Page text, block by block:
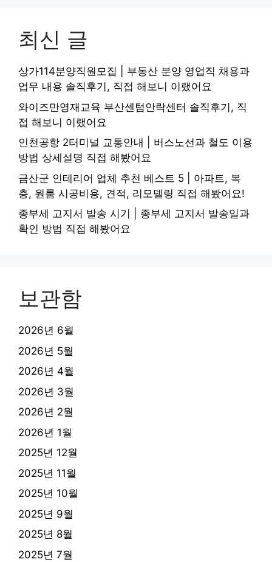
최신 글
상가114분양직원모집 | 부동산 분양 영업직 채용과
업무 내용 솔직후기, 직접 해보니 이랬어요
와이즈만영재교육 부산센텀안락센터 솔직후기, 직
접 해보니 이랬어요
인천공항 2터미널 교통안내 | 버스노선과 철도 이용
방법 상세설명 직접 해봤어요
금산군 인테리어 업체 추천 베스트 5 | 아파트, 복
층, 원룸 시공비용, 견적, 리모델링 직접 해봤어요!
종부세 고지서 발송 시기 | 종부세 고지서 발송일과
확인 방법 직접 해봤어요
보관함
2026년 6월
2026년 5월
2026년 4월
2026년 3월
2026년 2월
2026년 1월
2025년 12월
2025년 11월
2025년 10월
2025년 9월
2025년 8월
2025년 7월